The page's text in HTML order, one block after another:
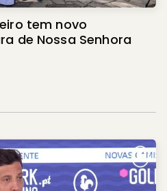
tem novo
de Nossa Senhora